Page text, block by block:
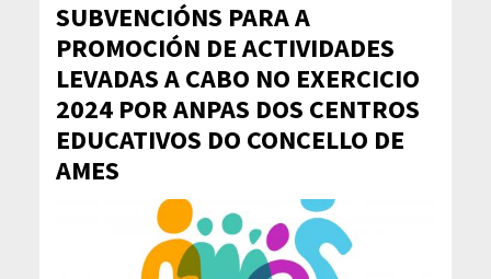
SUBVENCIÓNS PARA A
PROMOCIÓN DE ACTIVIDADES
LEVADAS A CABO NO EXERCICIO
2024 POR ANPAS DOS CENTROS
EDUCATIVOS DO CONCELLO DE
AMES